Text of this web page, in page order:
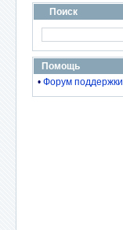
Поиск
Помощь
• Форум поддержки